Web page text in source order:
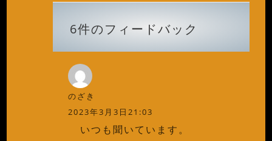
6件のフィードバック
のざき
2023年3月3日21:03
いつも聞いています。